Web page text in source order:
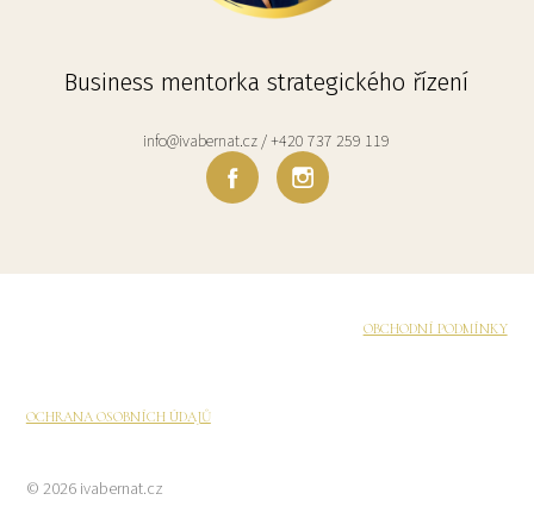
Business mentorka strategického řízení
info@ivabernat.cz / +420 737 259 119
OBCHODNÍ PODMÍNKY
OCHRANA OSOBNÍCH ÚDAJŮ
© 2026 ivabernat.cz